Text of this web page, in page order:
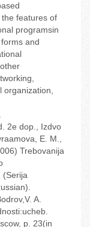
features of
programsin
and
organization,
2e dop., Izdvo
E. M.,
Trebovanija
(Serija
A.
p. 23(in